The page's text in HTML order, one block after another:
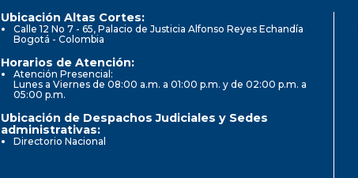
Ubicación Altas Cortes:
Calle 12 No 7 - 65, Palacio de Justicia Alfonso Reyes Echandía
Bogotá - Colombia
Horarios de Atención:
Atención Presencial:
Lunes a Viernes de 08:00 a.m. a 01:00 p.m. y de 02:00 p.m. a
05:00 p.m.
Ubicación de Despachos Judiciales y Sedes
administrativas:
Directorio Nacional